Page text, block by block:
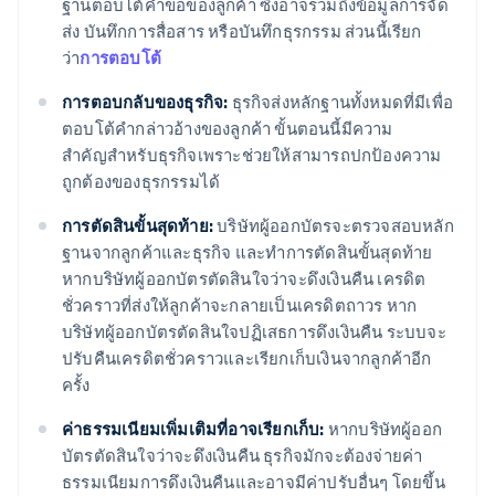
ฐานตอบโต้คําขอของลูกค้า ซึ่งอาจรวมถึงข้อมูลการจัด
ส่ง บันทึกการสื่อสาร หรือบันทึกธุรกรรม ส่วนนี้เรียก
ว่าการตอบโต้
การตอบกลับของธุรกิจ: ธุรกิจส่งหลักฐานทั้งหมดที่มีเพื่อ
ตอบโต้คํากล่าวอ้างของลูกค้า ขั้นตอนนี้มีความ
สําคัญสําหรับธุรกิจเพราะช่วยให้สามารถปกป้องความ
ถูกต้องของธุรกรรมได้
การตัดสินขั้นสุดท้าย:บริษัทผู้ออกบัตรจะตรวจสอบหลัก
ฐานจากลูกค้าและธุรกิจ และทําการตัดสินขั้นสุดท้าย
หากบริษัทผู้ออกบัตรตัดสินใจว่าจะดึงเงินคืน เครดิต
ชั่วคราวที่ส่งให้ลูกค้าจะกลายเป็นเครดิตถาวร หาก
บริษัทผู้ออกบัตรตัดสินใจปฏิเสธการดึงเงินคืน ระบบจะ
ปรับคืนเครดิตชั่วคราวและเรียกเก็บเงินจากลูกค้าอีก
ครั้ง
ค่าธรรมเนียมเพิ่มเติมที่อาจเรียกเก็บ: หากบริษัทผู้ออก
บัตรตัดสินใจว่าจะดึงเงินคืน ธุรกิจมักจะต้องจ่ายค่า
ธรรมเนียมการดึงเงินคืนและอาจมีค่าปรับอื่นๆ โดยขึ้น